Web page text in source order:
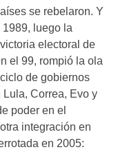
se rebelaron. Y
luego la
electoral de
el 99, rompió la ola
de gobiernos
Correa, Evo y
poder en el
integración en
en 2005: